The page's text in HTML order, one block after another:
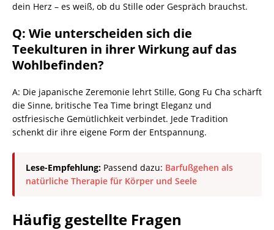
dein Herz – es weiß, ob du Stille oder Gespräch brauchst.
Q: Wie unterscheiden sich die
Teekulturen in ihrer Wirkung auf das
Wohlbefinden?
A: Die japanische Zeremonie lehrt Stille, Gong Fu Cha schärft
die Sinne, britische Tea Time bringt Eleganz und
ostfriesische Gemütlichkeit verbindet. Jede Tradition
schenkt dir ihre eigene Form der Entspannung.
Lese-Empfehlung: Passend dazu: Barfußgehen als
natürliche Therapie für Körper und Seele
Häufig gestellte Fragen